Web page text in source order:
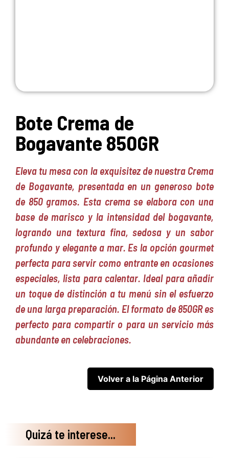
Bote Crema de
Bogavante 850GR
Eleva tu mesa con la exquisitez de nuestra Crema
de Bogavante, presentada en un generoso bote
de 850 gramos. Esta crema se elabora con una
base de marisco y la intensidad del bogavante,
logrando una textura fina, sedosa y un sabor
profundo y elegante a mar. Es la opción gourmet
perfecta para servir como entrante en ocasiones
especiales, lista para calentar. Ideal para añadir
un toque de distinción a tu menú sin el esfuerzo
de una larga preparación. El formato de 850GR es
perfecto para compartir o para un servicio más
abundante en celebraciones.
Quizá te interese...